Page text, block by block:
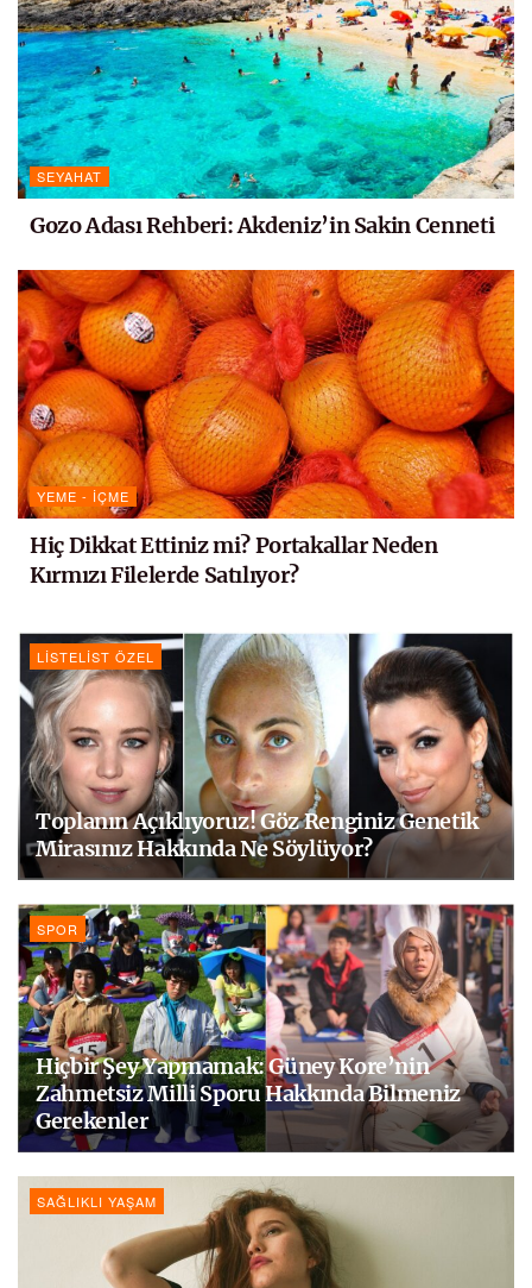
SEYAHAT
Gozo Adası Rehberi: Akdeniz’in Sakin Cenneti
YEME - İÇME
Hiç Dikkat Ettiniz mi? Portakallar Neden
Kırmızı Filelerde Satılıyor?
LISTELIST ÖZEL
Toplanın Açıklıyoruz! Göz Renginiz Genetik
Mirasınız Hakkında Ne Söylüyor?
SPOR
Hiçbir Şey Yapmamak: Güney Kore’nin
Zahmetsiz Milli Sporu Hakkında Bilmeniz
Gerekenler
SAĞLIKLI YAŞAM